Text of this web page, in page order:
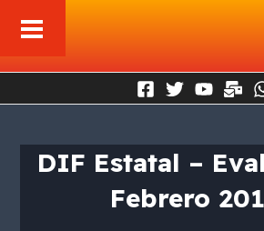
contenido
DIF Estatal –
Febrero